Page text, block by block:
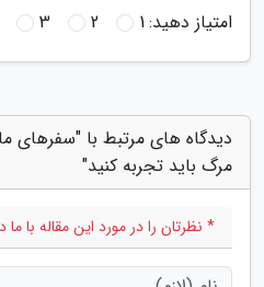
امتیاز دهید:1
2
3
دیدگاه های مرتبط با "سفرهای
مرگ باید تجربه کنید"
* نظرتان را در مورد این مقاله با ما